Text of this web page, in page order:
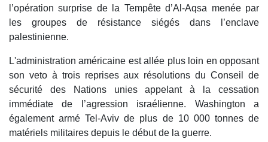
l’opération surprise de la Tempête d’Al-Aqsa menée par
les groupes de résistance siégés dans l’enclave
palestinienne.
L'administration américaine est allée plus loin en opposant
son veto à trois reprises aux résolutions du Conseil de
sécurité des Nations unies appelant à la cessation
immédiate de l’agression israélienne. Washington a
également armé Tel-Aviv de plus de 10 000 tonnes de
matériels militaires depuis le début de la guerre.